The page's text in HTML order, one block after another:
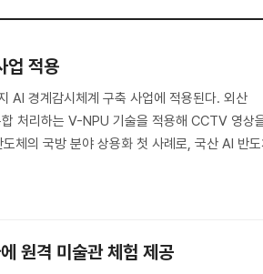
업 적용
AI 경계감시체계 구축 사업에 적용된다. 외산
처리하는 V-NPU 기술을 적용해 CCTV 영상
체의 국방 분야 상용화 첫 사례로, 국산 AI 반도
원격 미술관 체험 제공